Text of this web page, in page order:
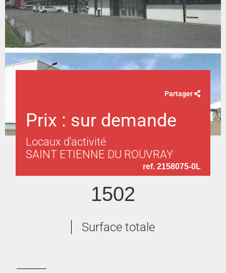
Partager
Prix : sur demande
Locaux d'activité
SAINT ETIENNE DU ROUVRAY
ref. 2158075-0L
1502
Surface totale